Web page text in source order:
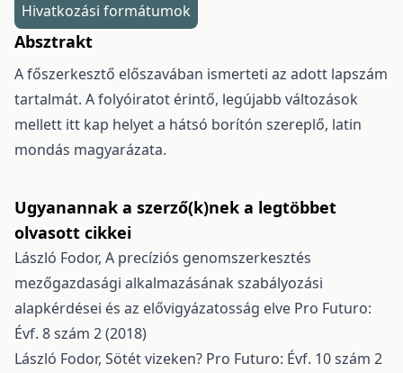
Hivatkozási formátumok
Absztrakt
A főszerkesztő előszavában ismerteti az adott lapszám
tartalmát. A folyóiratot érintő, legújabb változások
mellett itt kap helyet a hátsó borítón szereplő, latin
mondás magyarázata.
Ugyanannak a szerző(k)nek a legtöbbet
olvasott cikkei
László Fodor, A precíziós genomszerkesztés
mezőgazdasági alkalmazásának szabályozási
alapkérdései és az elővigyázatosság elve Pro Futuro:
Évf. 8 szám 2 (2018)
László Fodor, Sötét vizeken? Pro Futuro: Évf. 10 szám 2